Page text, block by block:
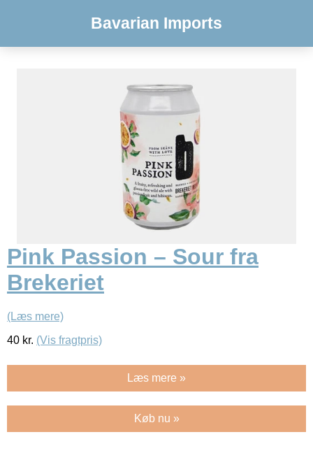
Bavarian Imports
Pink Passion – Sour fra
Brekeriet
(Læs mere)
40 kr. (Vis fragtpris)
Læs mere »
Køb nu »